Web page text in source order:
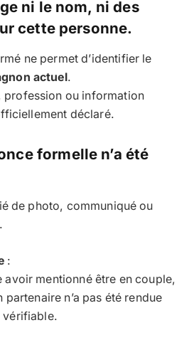
ni le nom, ni des
cette personne.
ne permet d’identifier le
actuel.
profession ou information
déclaré.
formelle n’a été
de photo, communiqué ou
:
avoir mentionné être en couple,
partenaire n’a pas été rendue
vérifiable.